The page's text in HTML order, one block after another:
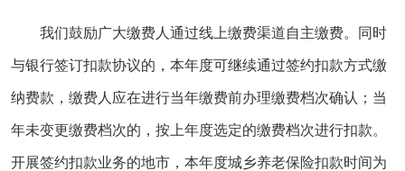
我们鼓励广大缴费人通过线上缴费渠道自主缴费。同时
与银行签订扣款协议的，本年度可继续通过签约扣款方式缴
纳费款，缴费人应在进行当年缴费前办理缴费档次确认；当
年未变更缴费档次的，按上年度选定的缴费档次进行扣款。
开展签约扣款业务的地市，本年度城乡养老保险扣款时间为